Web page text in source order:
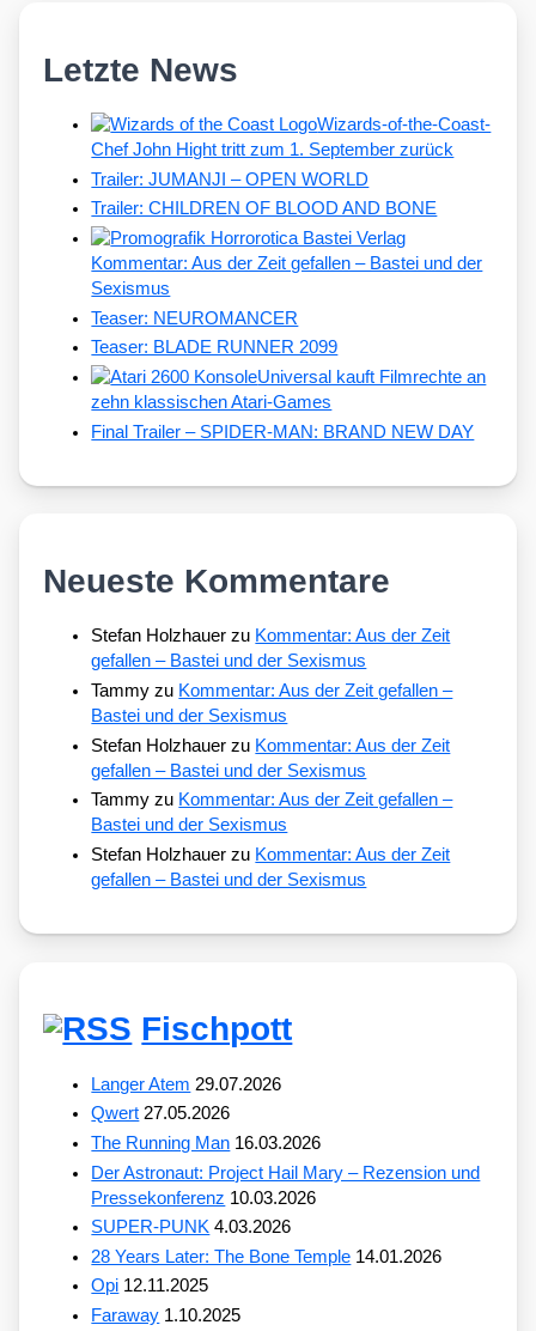
Letzte News
Wizards-of-the-Coast-
Chef John Hight tritt zum 1. September zurück
Trailer: JUMANJI – OPEN WORLD
Trailer: CHILDREN OF BLOOD AND BONE
Kommentar: Aus der Zeit gefallen – Bastei und der
Sexismus
Teaser: NEUROMANCER
Teaser: BLADE RUNNER 2099
Universal kauft Filmrechte an
zehn klassischen Atari-Games
Final Trailer – SPIDER-MAN: BRAND NEW DAY
Neueste Kommentare
Stefan Holzhauer zu Kommentar: Aus der Zeit
gefallen – Bastei und der Sexismus
Tammy zu Kommentar: Aus der Zeit gefallen –
Bastei und der Sexismus
Stefan Holzhauer zu Kommentar: Aus der Zeit
gefallen – Bastei und der Sexismus
Tammy zu Kommentar: Aus der Zeit gefallen –
Bastei und der Sexismus
Stefan Holzhauer zu Kommentar: Aus der Zeit
gefallen – Bastei und der Sexismus
Fischpott
Langer Atem 29.07.2026
Qwert 27.05.2026
The Running Man 16.03.2026
Der Astronaut: Project Hail Mary – Rezension und
Pressekonferenz 10.03.2026
SUPER-PUNK 4.03.2026
28 Years Later: The Bone Temple 14.01.2026
Opi 12.11.2025
Faraway 1.10.2025